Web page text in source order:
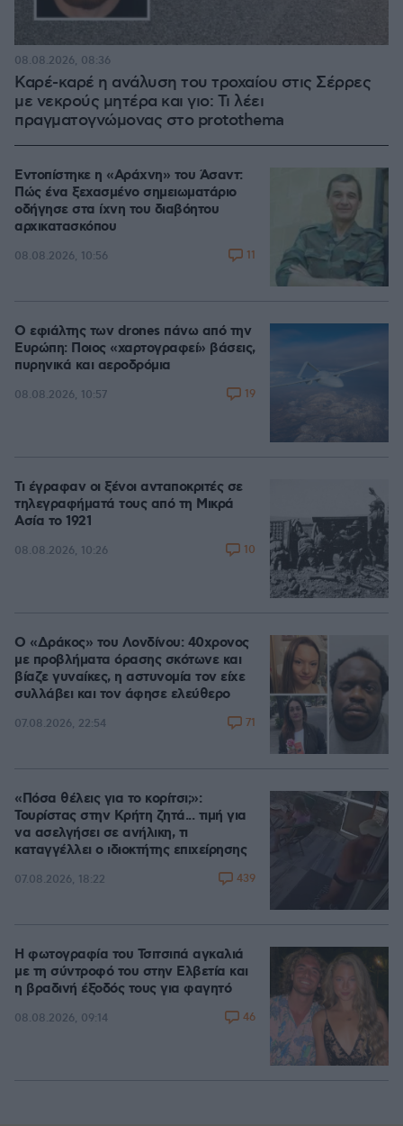
Καρέ-καρέ η ανάλυση του τροχαίου στις Σέρρες
με νεκρούς μητέρα και γιο: Τι λέει
πραγματογνώμονας στο protothema
08.08.2026, 08:36
Εντοπίστηκε η «Αράχνη» του Άσαντ:
Πώς ένα ξεχασμένο σημειωματάριο
οδήγησε στα ίχνη του διαβόητου
αρχικατασκόπου
08.08.2026, 10:56 11
Ο εφιάλτης των drones πάνω από την
Ευρώπη: Ποιος «χαρτογραφεί» βάσεις,
πυρηνικά και αεροδρόμια
08.08.2026, 10:57 19
Τι έγραφαν οι ξένοι ανταποκριτές σε
τηλεγραφήματά τους από τη Μικρά
Ασία το 1921
08.08.2026, 10:26 10
Ο «Δράκος» του Λονδίνου: 40χρονος
με προβλήματα όρασης σκότωνε και
βίαζε γυναίκες, η αστυνομία τον είχε
συλλάβει και τον άφησε ελεύθερο
07.08.2026, 22:54 71
«Πόσα θέλεις για το κορίτσι;»:
Τουρίστας στην Κρήτη ζητά... τιμή για
να ασελγήσει σε ανήλικη, τι
καταγγέλλει ο ιδιοκτήτης επιχείρησης
07.08.2026, 18:22 439
Η φωτογραφία του Τσιτσιπά αγκαλιά
με τη σύντροφό του στην Ελβετία και
η βραδινή έξοδός τους για φαγητό
08.08.2026, 09:14 46